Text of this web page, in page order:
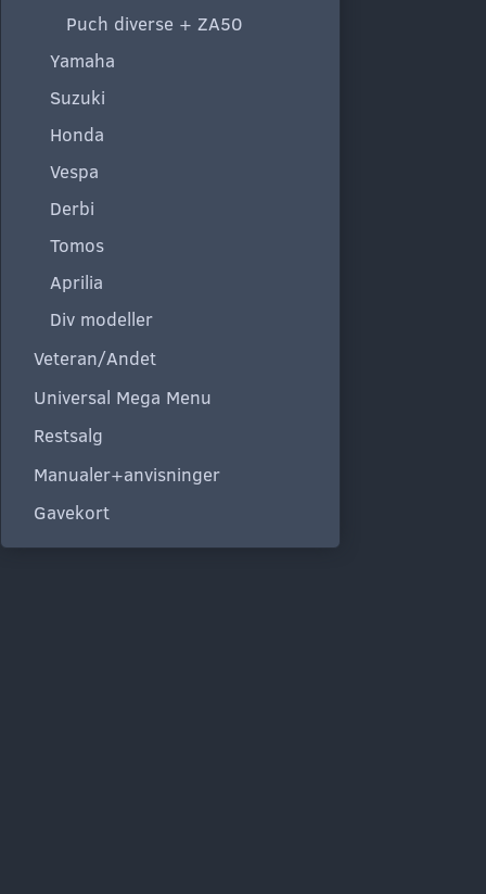
Puch diverse + ZA50
Yamaha
Suzuki
Honda
Vespa
Derbi
Tomos
Aprilia
Div modeller
Veteran/Andet
Universal Mega Menu
Restsalg
Manualer+anvisninger
Gavekort